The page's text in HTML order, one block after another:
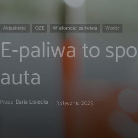
Aktualności OZE Wiadomości ze świata Wodór
E-paliwa to
auta
Przez Daria Lisiecka - 3 stycznia 2025